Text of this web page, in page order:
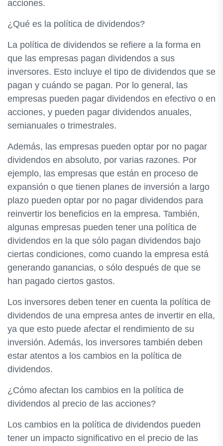
acciones.
¿Qué es la política de dividendos?
La política de dividendos se refiere a la forma en
que las empresas pagan dividendos a sus
inversores. Esto incluye el tipo de dividendos que se
pagan y cuándo se pagan. Por lo general, las
empresas pueden pagar dividendos en efectivo o en
acciones, y pueden pagar dividendos anuales,
semianuales o trimestrales.
Además, las empresas pueden optar por no pagar
dividendos en absoluto, por varias razones. Por
ejemplo, las empresas que están en proceso de
expansión o que tienen planes de inversión a largo
plazo pueden optar por no pagar dividendos para
reinvertir los beneficios en la empresa. También,
algunas empresas pueden tener una política de
dividendos en la que sólo pagan dividendos bajo
ciertas condiciones, como cuando la empresa está
generando ganancias, o sólo después de que se
han pagado ciertos gastos.
Los inversores deben tener en cuenta la política de
dividendos de una empresa antes de invertir en ella,
ya que esto puede afectar el rendimiento de su
inversión. Además, los inversores también deben
estar atentos a los cambios en la política de
dividendos.
¿Cómo afectan los cambios en la política de
dividendos al precio de las acciones?
Los cambios en la política de dividendos pueden
tener un impacto significativo en el precio de las